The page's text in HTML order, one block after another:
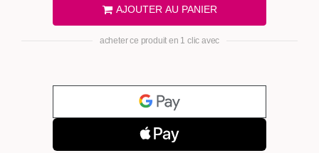
AJOUTER AU PANIER
acheter ce produit en 1 clic avec